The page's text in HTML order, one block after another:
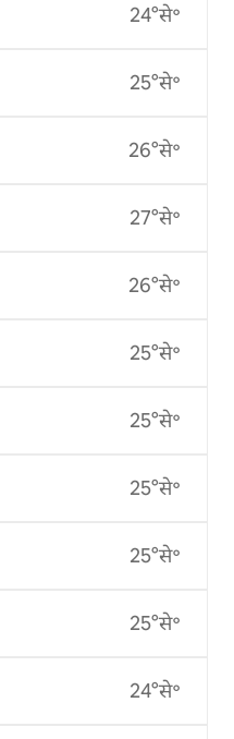
24°से॰
25°से॰
26°से॰
27°से॰
26°से॰
25°से॰
25°से॰
25°से॰
25°से॰
25°से॰
24°से॰